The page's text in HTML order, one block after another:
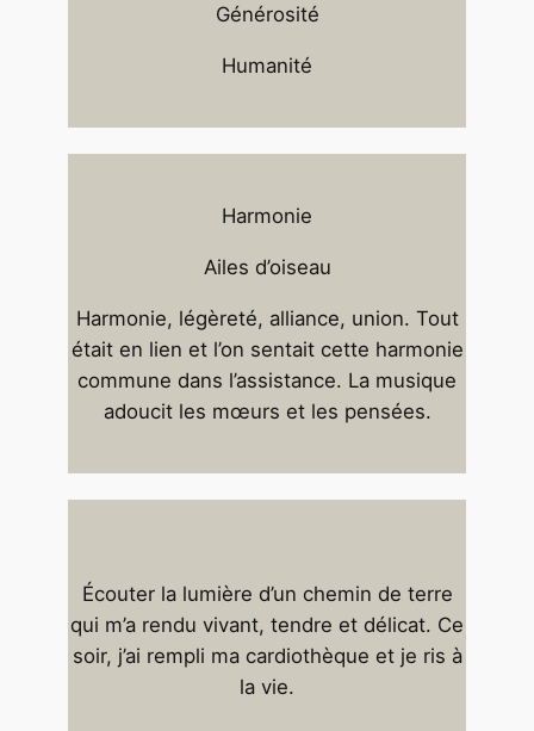
Générosité
Humanité
Harmonie
Ailes d’oiseau
Harmonie, légèreté, alliance, union. Tout
était en lien et l’on sentait cette harmonie
commune dans l’assistance. La musique
adoucit les mœurs et les pensées.
Écouter la lumière d’un chemin de terre
qui m’a rendu vivant, tendre et délicat. Ce
soir, j’ai rempli ma cardiothèque et je ris à
la vie.